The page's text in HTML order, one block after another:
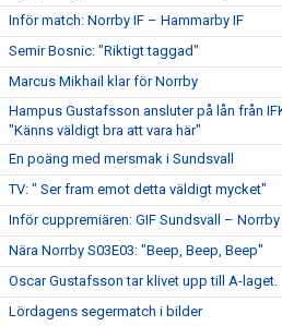
Inför match: Norrby IF – Hammarby IF
Semir Bosnic: "Riktigt taggad"
Marcus Mikhail klar för Norrby
Hampus Gustafsson ansluter på lån från
"Känns väldigt bra att vara här"
En poäng med mersmak i Sundsvall
TV: " Ser fram emot detta väldigt mycket"
Inför cuppremiären: GIF Sundsvall – Norrby
Nära Norrby S03E03: "Beep, Beep, Beep"
Oscar Gustafsson tar klivet upp till A-laget.
Lördagens segermatch i bilder